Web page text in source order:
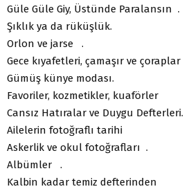
Güle Güle Giy, Üstünde Paralansın .
Şıklık ya da rüküşlük.
Orlon ve jarse .
Gece kıyafetleri, çamaşır ve çoraplar
Gümüş künye modası.
Favoriler, kozmetikler, kuaförler
Cansız Hatıralar ve Duygu Defterleri.
Ailelerin fotoğraflı tarihi
Askerlik ve okul fotoğrafları .
Albümler .
Kalbin kadar temiz defterinden